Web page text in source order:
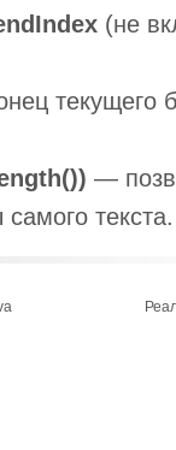
(не
текущего
—
текста.